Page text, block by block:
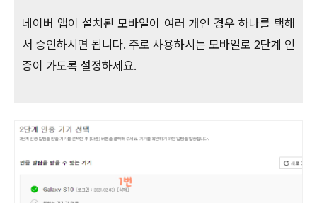
네이버 앱이 설치된 모바일이 여러 개인 경우 하나를 택해
서 승인하시면 됩니다. 주로 사용하시는 모바일로 2단계 인
증이 가도록 설정하세요.